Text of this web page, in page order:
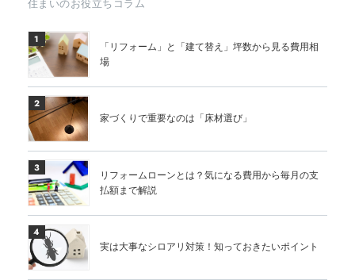
住まいのお役立ちコラム
1
「リフォーム」と「建て替え」坪数から見る費用相
場
2
家づくりで重要なのは「床材選び」
3
リフォームローンとは？気になる費用から毎月の支
払額まで解説
4
実は大事なシロアリ対策！知っておきたいポイント